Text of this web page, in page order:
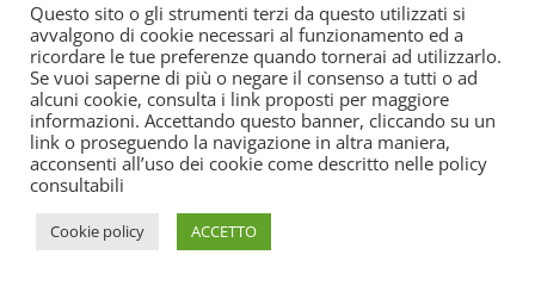
Questo sito o gli strumenti terzi da questo utilizzati si
avvalgono di cookie necessari al funzionamento ed a
ricordare le tue preferenze quando tornerai ad utilizzarlo.
Se vuoi saperne di più o negare il consenso a tutti o ad
alcuni cookie, consulta i link proposti per maggiore
informazioni. Accettando questo banner, cliccando su un
link o proseguendo la navigazione in altra maniera,
acconsenti all’uso dei cookie come descritto nelle policy
consultabili
Cookie policy ACCETTO